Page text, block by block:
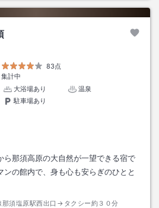
83点
集計中
大浴場あり
温泉
駐車場あり
ら那須高原の大自然が一望できる宿で
の館内で、身も心も安らぎのひとと
那須塩原駅西出口→タクシー約３０分